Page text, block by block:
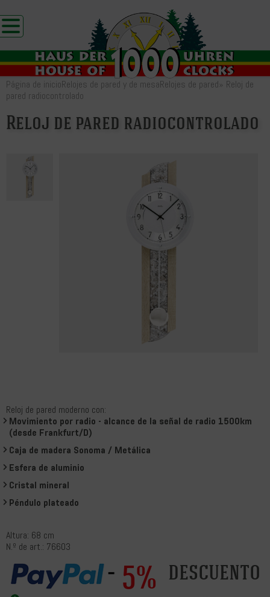
Página de inicioRelojes de pared y de mesaRelojes de pared» Reloj de
pared radiocontrolado
Reloj de pared radiocontrolado
Reloj de pared moderno con:
Movimiento por radio - alcance de la señal de radio 1500km
(desde Frankfurt/D)
Caja de madera Sonoma / Metálica
Esfera de aluminio
Cristal mineral
Péndulo plateado
Altura: 68 cm
N.º de art.: 76603
5% descuento